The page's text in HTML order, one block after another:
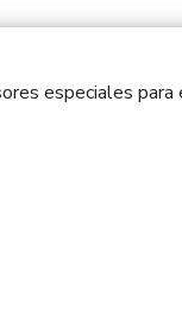
especiales